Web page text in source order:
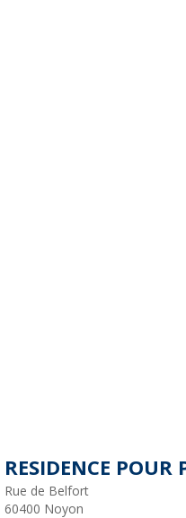
RESIDENCE POUR
Rue de Belfort
60400 Noyon